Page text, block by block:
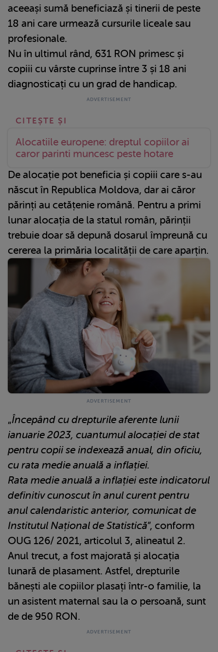
aceeași sumă beneficiază și tinerii de peste
18 ani care urmează cursurile liceale sau
profesionale.
Nu în ultimul rând, 631 RON primesc și
copiii cu vârste cuprinse între 3 și 18 ani
diagnosticați cu un grad de handicap.
Alocatiile europene: dreptul copiilor ai
caror parinti muncesc peste hotare
De alocație pot beneficia și copiii care s-au
născut în Republica Moldova, dar ai căror
părinți au cetățenie română. Pentru a primi
lunar alocația de la statul român, părinții
trebuie doar să depună dosarul împreună cu
cererea la primăria localității de care aparțin.
„Începând cu drepturile aferente lunii
ianuarie 2023, cuantumul alocației de stat
pentru copii se indexează anual, din oficiu,
cu rata medie anuală a inflației.
Rata medie anuală a inflației este indicatorul
definitiv cunoscut în anul curent pentru
anul calendaristic anterior, comunicat de
Institutul Național de Statistică”, conform
OUG 126/ 2021, articolul 3, alineatul 2.
Anul trecut, a fost majorată și alocația
lunară de plasament. Astfel, drepturile
bănești ale copiilor plasați într-o familie, la
un asistent maternal sau la o persoană, sunt
de de 950 RON.